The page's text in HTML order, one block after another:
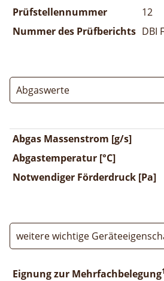
Prüfstellennummer
12
Nummer des Prüfberichts DBI
Abgaswerte
Abgas Massenstrom [g/s]
Abgastemperatur [°C]
Notwendiger Förderdruck [Pa]
weitere wichtige
Eignung zur Mehrfachbelegung